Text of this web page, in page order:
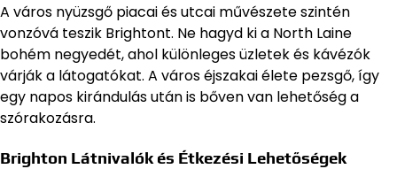
A város nyüzsgő piacai és utcai művészete szintén
vonzóvá teszik Brightont. Ne hagyd ki a North Laine
bohém negyedét, ahol különleges üzletek és kávézók
várják a látogatókat. A város éjszakai élete pezsgő, így
egy napos kirándulás után is bőven van lehetőség a
szórakozásra.
Brighton Látnivalók és Étkezési Lehetőségek